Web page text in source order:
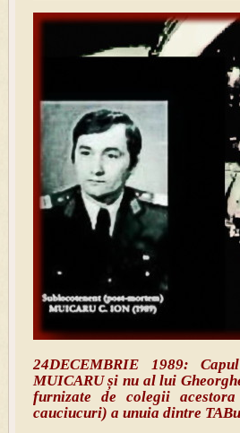
24DECEMBRIE 1989:
MUICARU și nu al lui
furnizate de colegii
cauciucuri) a unuia dintre